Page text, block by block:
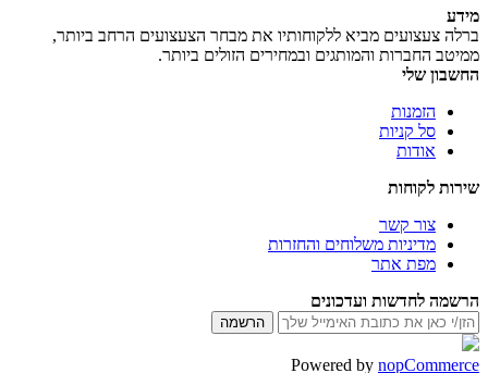
מידע
ברלה צעצועים מביא ללקוחותיו את מבחר הצעצועים הרחב ביותר,
ממיטב החברות והמותגים ובמחירים הזולים ביותר.
החשבון שלי
הזמנות
סל קניות
אודות
שירות לקוחות
צור קשר
מדיניות משלוחים והחזרות
מפת אתר
הרשמה לחדשות ועדכונים
Powered by nopCommerce